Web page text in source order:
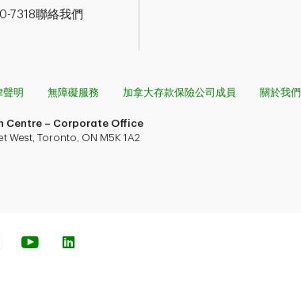
7318聯絡我們
聲明 無障礙服務 加拿大存款保險公司成員 關於我們
Centre – Corporate Office
West, Toronto, ON M5K 1A2